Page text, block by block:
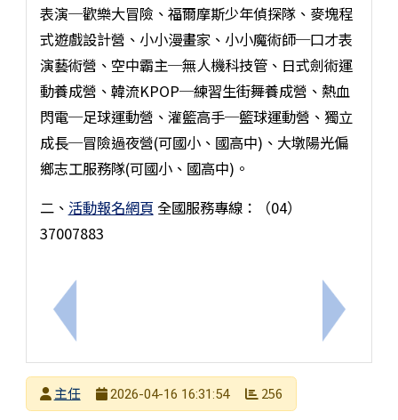
上一筆：「臺灣意象展－變動中的臺灣人」 專題講座
表演─歡樂大冒險、福爾摩斯少年偵探隊、麥塊程
式遊戲設計營、小小漫畫家、小小魔術師─口才表
演藝術營、空中霸主─無人機科技管、日式劍術運
動養成營、韓流KPOP─練習生街舞養成營、熱血
閃電─足球運動營、灌籃高手─籃球運動營、獨立
成長─冒險過夜營(可國小、國高中)、大墩陽光偏
鄉志工服務隊(可國小、國高中)。
二、 活動報名網頁 全國服務專線：（04）
37007883
下一筆：
發布者
主任
2026-04-16 16:31:54 256